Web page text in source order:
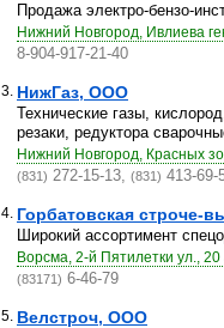
Продажа электро-бензо-
Нижний Новгород, Ивлиева
8-904-917-21-40
3. НижГаз, ООО
Технические газы,
резаки, редуктора
Нижний Новгород, Красных
(831) 272-15-13, (831) 413-69-
4. Горбатовская
Широкий ассортимент
Ворсма, 2-й Пятилетки ул., 20
(83171) 6-46-79
5. Велстроч, ООО